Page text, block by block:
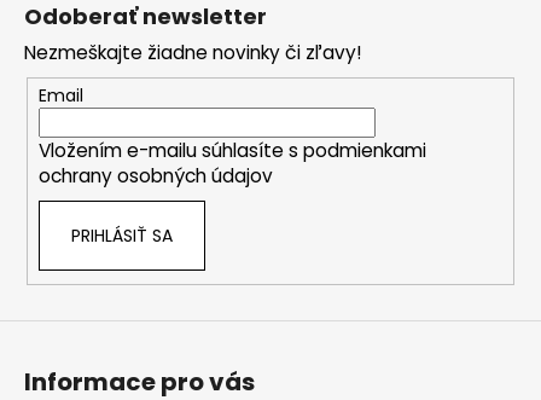
Odoberať newsletter
Nezmeškajte žiadne novinky či zľavy!
Email
Vložením e-mailu súhlasíte s podmienkami
ochrany osobných údajov
PRIHLÁSIŤ SA
Informace pro vás